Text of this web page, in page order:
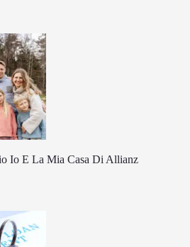
Io E La Mia Casa Di Allianz